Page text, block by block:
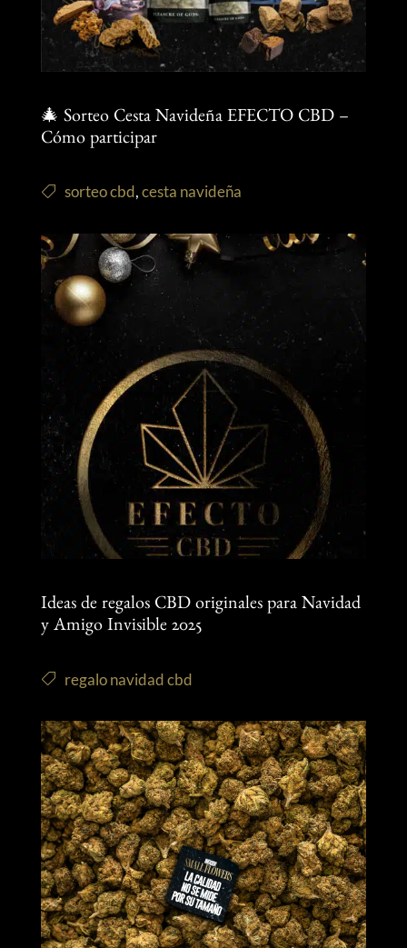
🎄 Sorteo Cesta Navideña EFECTO CBD –
Cómo participar
sorteo cbd,cesta navideña
Ideas de regalos CBD originales para Navidad
y Amigo Invisible 2025
regalo navidad cbd